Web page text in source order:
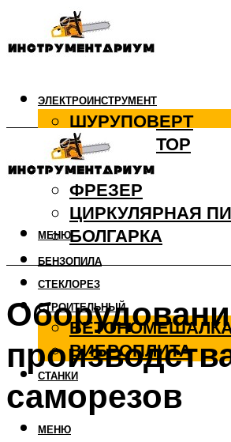
ЭЛЕКТРОИНСТРУМЕНТ
ШУРУПОВЕРТ
ПЕРФОРАТОР
ДРЕЛЬ
ФРЕЗЕР
ЦИРКУЛЯРНАЯ
БОЛГАРКА
БЕНЗОПИЛА
СТЕКЛОРЕЗ
СТРОИТЕЛЬНЫЙ
ВИБРОПЛИТА
СТАНКИ
МЕНЮ
МЕНЮ
саморезов